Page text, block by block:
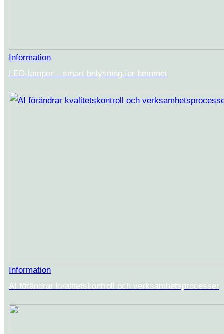
Information
LED-lampor – smart belysning för hemmet
Information
AI förändrar kvalitetskontroll och verksamhetsprocesser